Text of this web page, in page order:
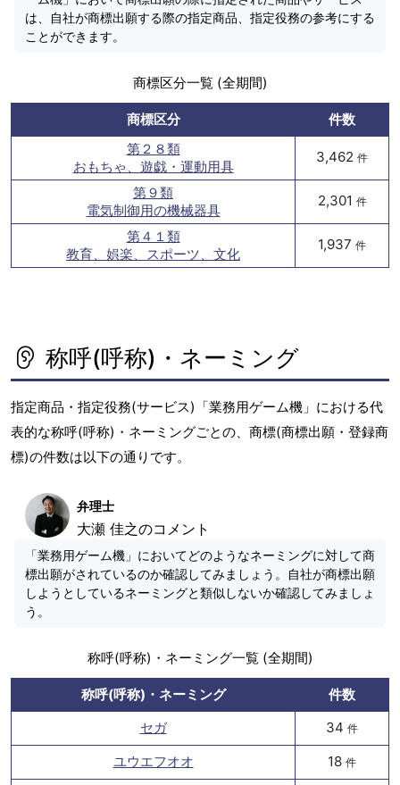
は、自社が商標出願する際の指定商品、指定役務の参考にする
ことができます。
商標区分一覧 (全期間)
商標区分
件数
第２８類
おもちゃ、遊戯・運動用具
3,462 件
第９類
電気制御用の機械器具
2,301 件
第４１類
教育、娯楽、スポーツ、文化
1,937 件
称呼(呼称)・ネーミング
指定商品・指定役務(サービス)「業務用ゲーム機」における代
表的な称呼(呼称)・ネーミングごとの、商標(商標出願・登録商
標)の件数は以下の通りです。
弁理士
大瀬 佳之のコメント
「業務用ゲーム機」においてどのようなネーミングに対して商
標出願がされているのか確認してみましょう。自社が商標出願
しようとしているネーミングと類似しないか確認してみましょ
う。
称呼(呼称)・ネーミング一覧 (全期間)
称呼(呼称)・ネーミング
件数
セガ
34 件
ユウエフオオ 18 件